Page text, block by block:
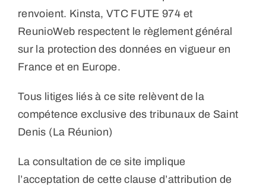
renvoient. Kinsta, VTC FUTE 974 et
ReunioWeb respectent le règlement général
sur la protection des données en vigueur en
France et en Europe.
Tous litiges liés à ce site relèvent de la
compétence exclusive des tribunaux de Saint
Denis (La Réunion)
La consultation de ce site implique
l’acceptation de cette clause d’attribution de